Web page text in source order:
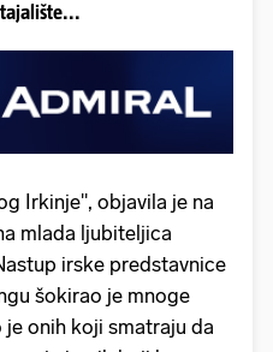
Irkinje", objavila je na
mlada ljubiteljica
irske predstavnice
šokirao je mnoge
onih koji smatraju da